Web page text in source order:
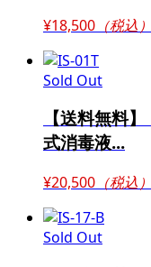
¥18,500 （税込）
Sold Out
【送料無料
式消毒液...
¥20,500 （税込）
Sold Out